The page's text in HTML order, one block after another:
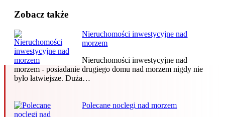
Zobacz także
Nieruchomości inwestycyjne nad
morzem
Nieruchomości inwestycyjne nad
morzem - posiadanie drugiego domu nad morzem nigdy nie
było łatwiejsze. Duża…
Polecane noclegi nad morzem